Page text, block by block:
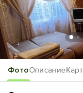
История
Добавить
ФотоОписание